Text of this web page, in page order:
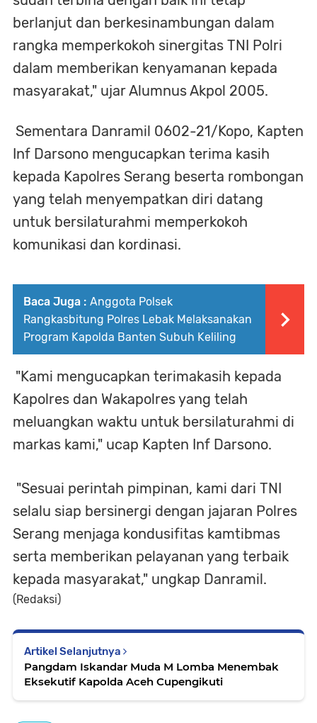
berlanjut dan berkesinambungan dalam
rangka memperkokoh sinergitas TNI Polri
dalam memberikan kenyamanan kepada
masyarakat," ujar Alumnus Akpol 2005.
Sementara Danramil 0602-21/Kopo, Kapten
Inf Darsono mengucapkan terima kasih
kepada Kapolres Serang beserta rombongan
yang telah menyempatkan diri datang
untuk bersilaturahmi memperkokoh
komunikasi dan kordinasi.
Baca Juga : Anggota Polsek
Rangkasbitung Polres Lebak Melaksanakan
Program Kapolda Banten Subuh Keliling
"Kami mengucapkan terimakasih kepada
Kapolres dan Wakapolres yang telah
meluangkan waktu untuk bersilaturahmi di
markas kami," ucap Kapten Inf Darsono.
"Sesuai perintah pimpinan, kami dari TNI
selalu siap bersinergi dengan jajaran Polres
Serang menjaga kondusifitas kamtibmas
serta memberikan pelayanan yang terbaik
kepada masyarakat," ungkap Danramil.
(Redaksi)
Artikel Selanjutnya
Pangdam Iskandar Muda M Lomba Menembak
Eksekutif Kapolda Aceh Cupengikuti